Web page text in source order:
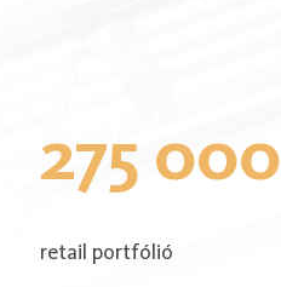
275 000
retail portfólió